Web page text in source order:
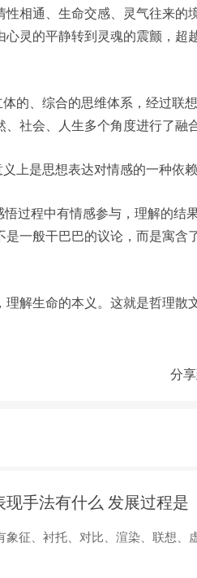
相通、生命交感、灵气往来的
灵的平静转到灵魂的震颤，超
的、综合的思维体系，经过联
社会、人生多个角度进行了融合
上是思想表达对情感的一种依赖
过程中有情感参与，理解的结
一般干巴巴的议论，而是寓含
解生命的本义。这就是哲理散
分享
现手法有什么 发展过程是
象征、衬托、对比、渲染、联想、